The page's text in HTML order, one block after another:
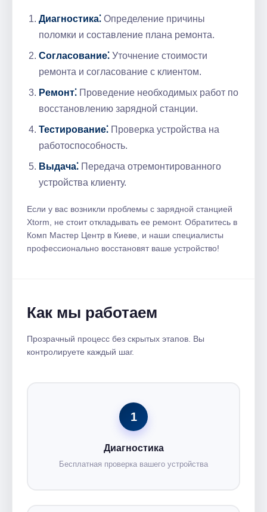
Диагностика⁚ Определение причины
поломки и составление плана ремонта.​
Согласование⁚ Уточнение стоимости
ремонта и согласование с клиентом.​
Ремонт⁚ Проведение необходимых работ по
восстановлению зарядной станции.​
Тестирование⁚ Проверка устройства на
работоспособность.​
Выдача⁚ Передача отремонтированного
устройства клиенту.​
Если у вас возникли проблемы с зарядной станцией
Xtorm, не стоит откладывать ее ремонт. Обратитесь в
Комп Мастер Центр в Киеве, и наши специалисты
профессионально восстановят ваше устройство!
Как мы работаем
Прозрачный процесс без скрытых этапов. Вы
контролируете каждый шаг.
1
Диагностика
Бесплатная проверка вашего устройства